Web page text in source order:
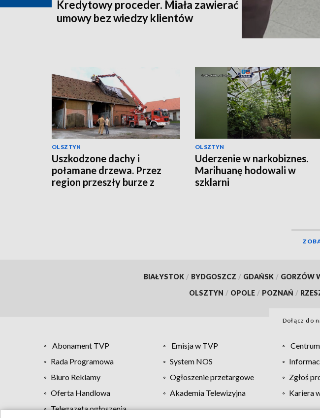
Kredytowy proceder. Miała zawierać
umowy bez wiedzy klientów
OLSZTYN
Uszkodzone dachy i
połamane drzewa. Przez
region przeszły burze z
OLSZTYN
Uderzenie w narkobiznes.
Marihuanę hodowali w
szklarni
BIAŁYSTOK / BYDGOSZCZ / GDAŃSK / GORZÓW
OLSZTYN / OPOLE / POZNAŃ /
Dołącz do
Abonament TVP Emisja w TVP
Rada Programowa
System NOS
Biuro Reklamy
Ogłoszenie przetargowe Zgłoś
Oferta Handlowa
Akademia Telewizyjna Kariera
Telegazeta ogłoszenia